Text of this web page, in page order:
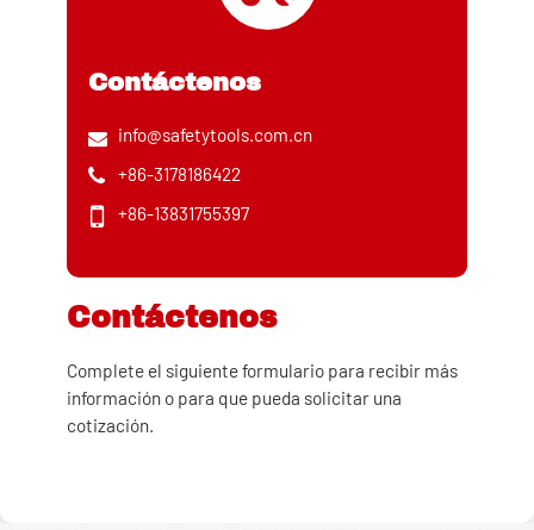
Contáctenos
info@safetytools.com.cn
+86-3178186422
+86-13831755397
Contáctenos
Complete el siguiente formulario para recibir más
información o para que pueda solicitar una
cotización.